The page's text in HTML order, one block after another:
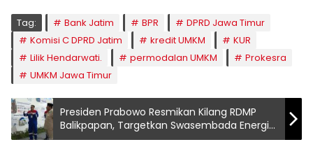
Tag: Bank Jatim BPR
DPRD Jawa Timur
Komisi C DPRD Jatim
kredit UMKM
KUR
Lilik Hendarwati.
permodalan UMKM
Prokesra
UMKM Jawa Timur
Presiden Prabowo Resmikan Kilang RDMP
Balikpapan, Targetkan Swasembada Energi
Lima Tahun